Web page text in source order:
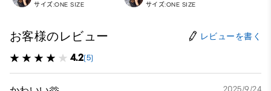
サイズ:ONE SIZE サイズ:ONE SIZE
お客様のレビュー レビューを書く
4.2(5)
2025/9/24